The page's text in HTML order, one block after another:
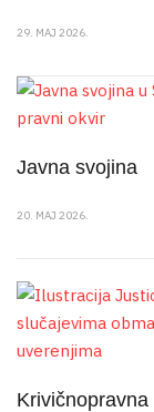
29. MAJ 2026.
Javna svojina
20. MAJ 2026.